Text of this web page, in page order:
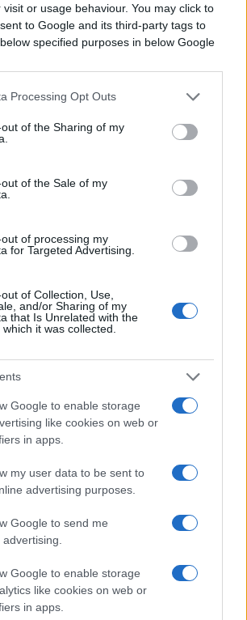
or usage behaviour. You may click to
to Google and its third-party tags to
specified purposes in below Google
Processing Opt Outs
of the Sharing of my
of the Sale of my
of processing my
for Targeted Advertising.
of Collection, Use,
and/or Sharing of my
that Is Unrelated with the
it was collected.
Google to enable storage
like cookies on web or
in apps.
my user data to be sent to
advertising purposes.
Google to send me
Google to enable storage
like cookies on web or
in apps.
scendere sott’acqua per un
anche molto in profondità,
anche a 50 cm sotto il livello
tempi più lunghi”.
spiega il perchè questa crisi
trovano le contromisure, e se
a lungo, di generare più problemi
dell’era del Covid, quelli che sono
e che pensavano di aver avuto
del guadagno facile, oggi
di perdere tutto.
l’esperienza. Vincerà chi
non l’hanno mai avuto.
9 maggio 2022